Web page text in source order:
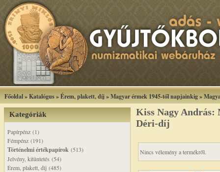
Főoldal»Katalógus»Érem, plakett, díj »Magyar érmek 1945-től napjainkig»
Kategóriák
Papírpénz (1)
Fémpénz (191)
Történelmi értékpapírok (513)
Jelvény, kitüntetés (54)
Érem, plakett, díj (485)
Kiss Nagy András:
Déri-díj
Nincs vélemény a termékről.